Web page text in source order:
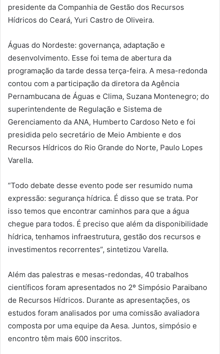
presidente da Companhia de Gestão dos Recursos
Hídricos do Ceará, Yuri Castro de Oliveira.
Águas do Nordeste: governança, adaptação e
desenvolvimento. Esse foi tema de abertura da
programação da tarde dessa terça-feira. A mesa-redonda
contou com a participação da diretora da Agência
Pernambucana de Águas e Clima, Suzana Montenegro; do
superintendente de Regulação e Sistema de
Gerenciamento da ANA, Humberto Cardoso Neto e foi
presidida pelo secretário de Meio Ambiente e dos
Recursos Hídricos do Rio Grande do Norte, Paulo Lopes
Varella.
“Todo debate desse evento pode ser resumido numa
expressão: segurança hídrica. É disso que se trata. Por
isso temos que encontrar caminhos para que a água
chegue para todos. É preciso que além da disponibilidade
hídrica, tenhamos infraestrutura, gestão dos recursos e
investimentos recorrentes”, sintetizou Varella.
Além das palestras e mesas-redondas, 40 trabalhos
científicos foram apresentados no 2º Simpósio Paraibano
de Recursos Hídricos. Durante as apresentações, os
estudos foram analisados por uma comissão avaliadora
composta por uma equipe da Aesa. Juntos, simpósio e
encontro têm mais 600 inscritos.